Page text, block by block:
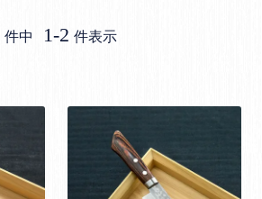
件中 1-2 件表示